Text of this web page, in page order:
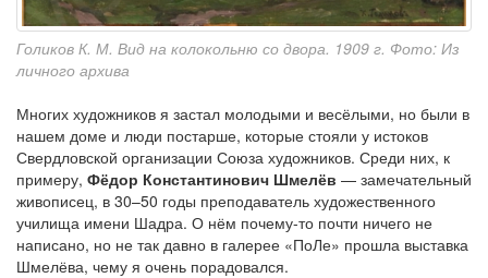
Голиков К. М. Вид на колокольню со двора. 1909 г. Фото: Из
личного архива
Многих художников я застал молодыми и весёлыми, но были в
нашем доме и люди постарше, которые стояли у истоков
Свердловской организации Союза художников. Среди них, к
примеру, Фёдор Константинович Шмелёв — замечательный
живописец, в 30–50 годы преподаватель художественного
училища имени Шадра. О нём почему-то почти ничего не
написано, но не так давно в галерее «ПоЛе» прошла выставка
Шмелёва, чему я очень порадовался.